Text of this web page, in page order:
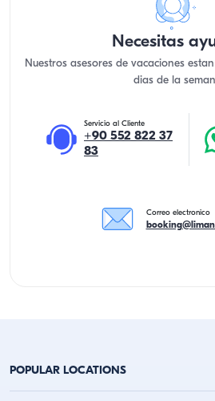
Necesitas
Nuestros asesores de vacaciones
dias de la
Servicio al Cliente
+90 552 822 37
83
Correo electronico
POPULAR LOCATIONS